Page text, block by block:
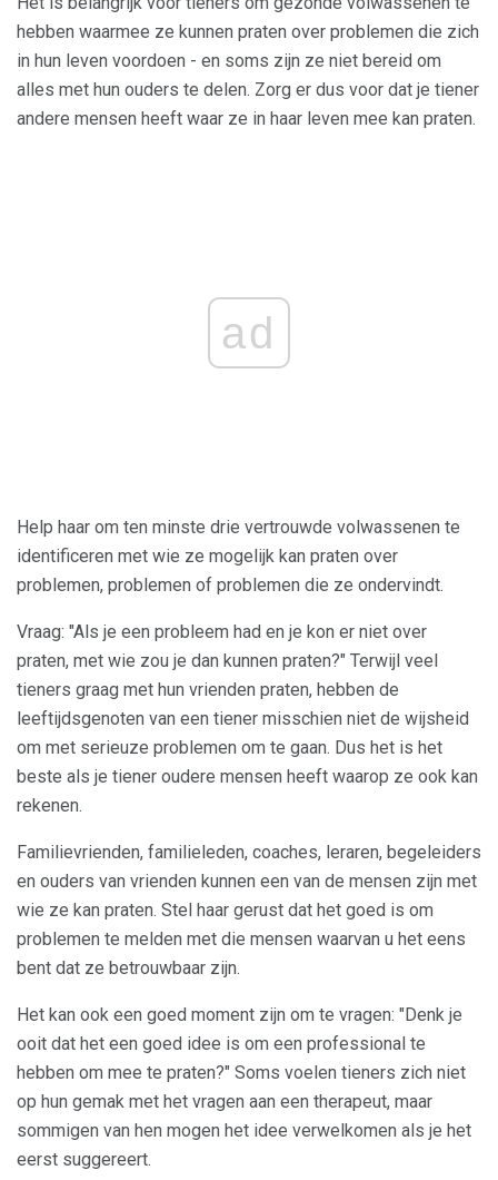
hebben waarmee ze kunnen praten over problemen die zich
in hun leven voordoen - en soms zijn ze niet bereid om
alles met hun ouders te delen. Zorg er dus voor dat je tiener
andere mensen heeft waar ze in haar leven mee kan praten.
ad
Help haar om ten minste drie vertrouwde volwassenen te
identificeren met wie ze mogelijk kan praten over
problemen, problemen of problemen die ze ondervindt.
Vraag: "Als je een probleem had en je kon er niet over
praten, met wie zou je dan kunnen praten?" Terwijl veel
tieners graag met hun vrienden praten, hebben de
leeftijdsgenoten van een tiener misschien niet de wijsheid
om met serieuze problemen om te gaan. Dus het is het
beste als je tiener oudere mensen heeft waarop ze ook kan
rekenen.
Familievrienden, familieleden, coaches, leraren, begeleiders
en ouders van vrienden kunnen een van de mensen zijn met
wie ze kan praten. Stel haar gerust dat het goed is om
problemen te melden met die mensen waarvan u het eens
bent dat ze betrouwbaar zijn.
Het kan ook een goed moment zijn om te vragen: "Denk je
ooit dat het een goed idee is om een ​​professional te
hebben om mee te praten?" Soms voelen tieners zich niet
op hun gemak met het vragen aan een therapeut, maar
sommigen van hen mogen het idee verwelkomen als je het
eerst suggereert.